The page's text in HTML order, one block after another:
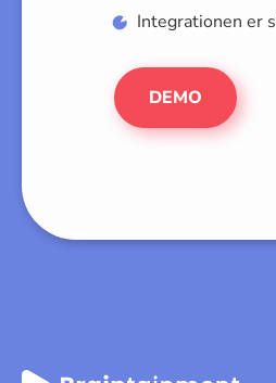
Integrationen er
DEMO